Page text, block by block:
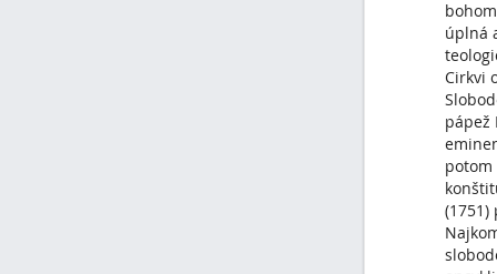
úplná
Cirkvi
pápež
potom
(1751)